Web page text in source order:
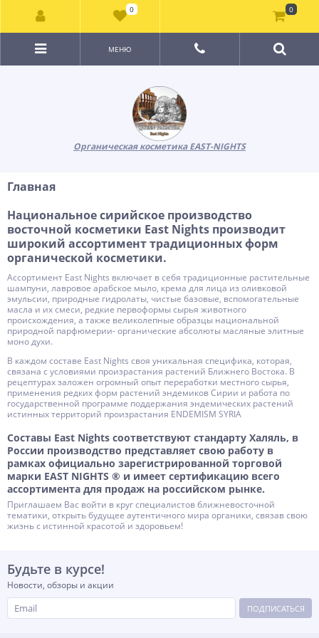
Органическая косметика EAST-NIGHTS
МЕНЮ
Главная
Национальное сирийское производство
восточной косметики East Nights производит
широкий ассортимент традиционных форм
органической косметики.
Ассортимент East Nights включает в себя традиционные растительные
шампуни, лавровое арабское мыло, крема для лица из оливковой
эмульсии, природные гидролаты, чистые базовые, вспомогательные
масла и их смеси, редкие первоформы сырья животного
происхождения, а также великолепные образцы национальной
природной парфюмерии- органические абсолюты масляные элитные
моно духи.
В каждом составе East Nights своя уникальная специфика, которая,
связана с условиями произрастания растений Ближнего Востока. В
рецептурах заложен огромный опыт переработки местного сырья,
применения редких форм растений эндемиков Сирии и работа по
государственной программе поддержания эндемических растений
истинных территорий произрастания ENDEMISM SYRIA
Составы East Nights соответствуют стандарту Халяль, в
России производство представляет свою работу в
рамках официально зарегистрированной торговой
марки EAST NIGHTS ® и имеет сертификацию всего
ассортимента для продаж на российском рынке.
Приглашаем Вас войти в круг специалистов ближневосточной
тематики, открыть будущее аутентичного мира органики, связав свою
жизнь с истинной красотой и здоровьем!
Будьте в курсе!
Новости, обзоры и акции
ПОДПИСАТЬСЯ
0 0